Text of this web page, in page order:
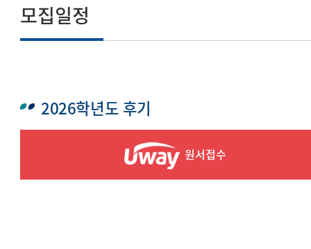
모집일정
2026학년도 후기
원서접수